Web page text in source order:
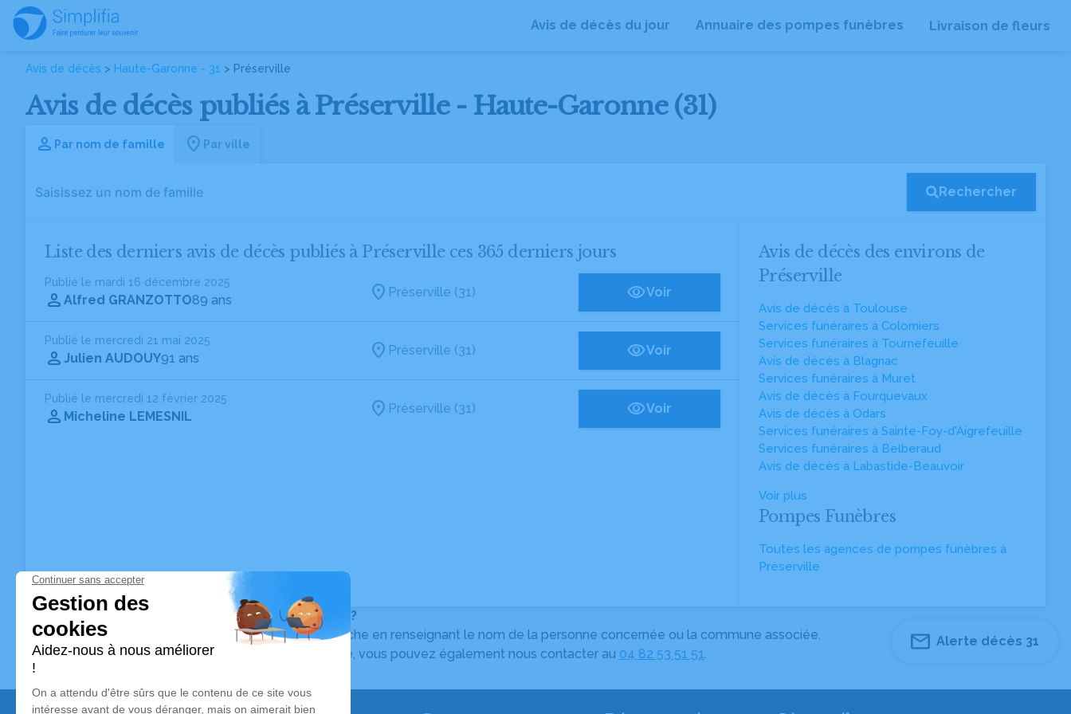
Avis de décès du jour Annuaire des pompes funèbres Livraison de fleurs
Avis de décès > Haute-Garonne - 31 > Préserville
Avis de décès publiés à Préserville - Haute-Garonne (31)
Par nom de famille Par ville
Rechercher
Liste des derniers avis de décès publiés à Préserville ces 365 derniers jours
Publié le mardi 16 décembre 2025
Alfred GRANZOTTO89 ans
Préserville (31) Voir
Publié le mercredi 21 mai 2025
Julien AUDOUY91 ans
Préserville (31) Voir
Publié le mercredi 12 février 2025
Micheline LEMESNIL
Préserville (31) Voir
Avis de décès des environs de
Préserville
Avis de décès à Toulouse
Services funéraires à Colomiers
Services funéraires à Tournefeuille
Avis de décès à Blagnac
Services funéraires à Muret
Avis de décès à Fourquevaux
Avis de décès à Odars
Services funéraires à Sainte-Foy-d'Aigrefeuille
Services funéraires à Belberaud
Avis de décès à Labastide-Beauvoir
Voir plus
Pompes Funèbres
Toutes les agences de pompes funèbres à
Préserville
Vous ne trouvez pas l’avis de décès recherché ?
Pour affiner votre recherche, utilisez la barre de recherche en renseignant le nom de la personne concernée ou la commune associée.
Pour toute question relative au fonctionnement du site, vous pouvez également nous contacter au 04 82 53 51 51.
Alerte décès 31